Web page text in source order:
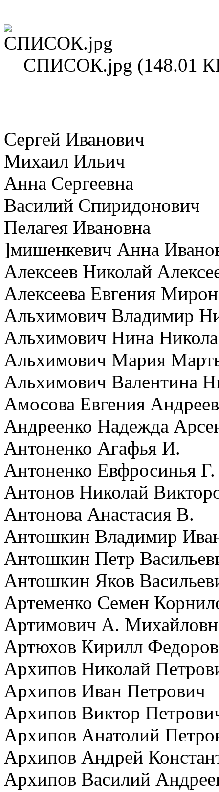
СПИСОК.jpg (148.01
Сергей Иванович
Михаил Ильич
Анна Сергеевна
Василий Спиридонович
Пелагея Ивановна
]мишенкевич Анна
Алексеев Николай
Алексеева Евгения
Альхимович Владимир
Альхимович Нина
Альхимович Мария
Альхимович Валентина
Амосова Евгения
Андреенко Надежда
Антоненко Агафья И.
Антоненко Евфросинья Г.
Антонов Николай
Антонова Анастасия В.
Антошкин Владимир
Антошкин Петр
Антошкин Яков
Артеменко Семен
Артимович А.
Артюхов Кирилл
Архипов Николай
Архипов Иван Петрович
Архипов Виктор
Архипов Анатолий
Архипов Андрей
Архипов Василий